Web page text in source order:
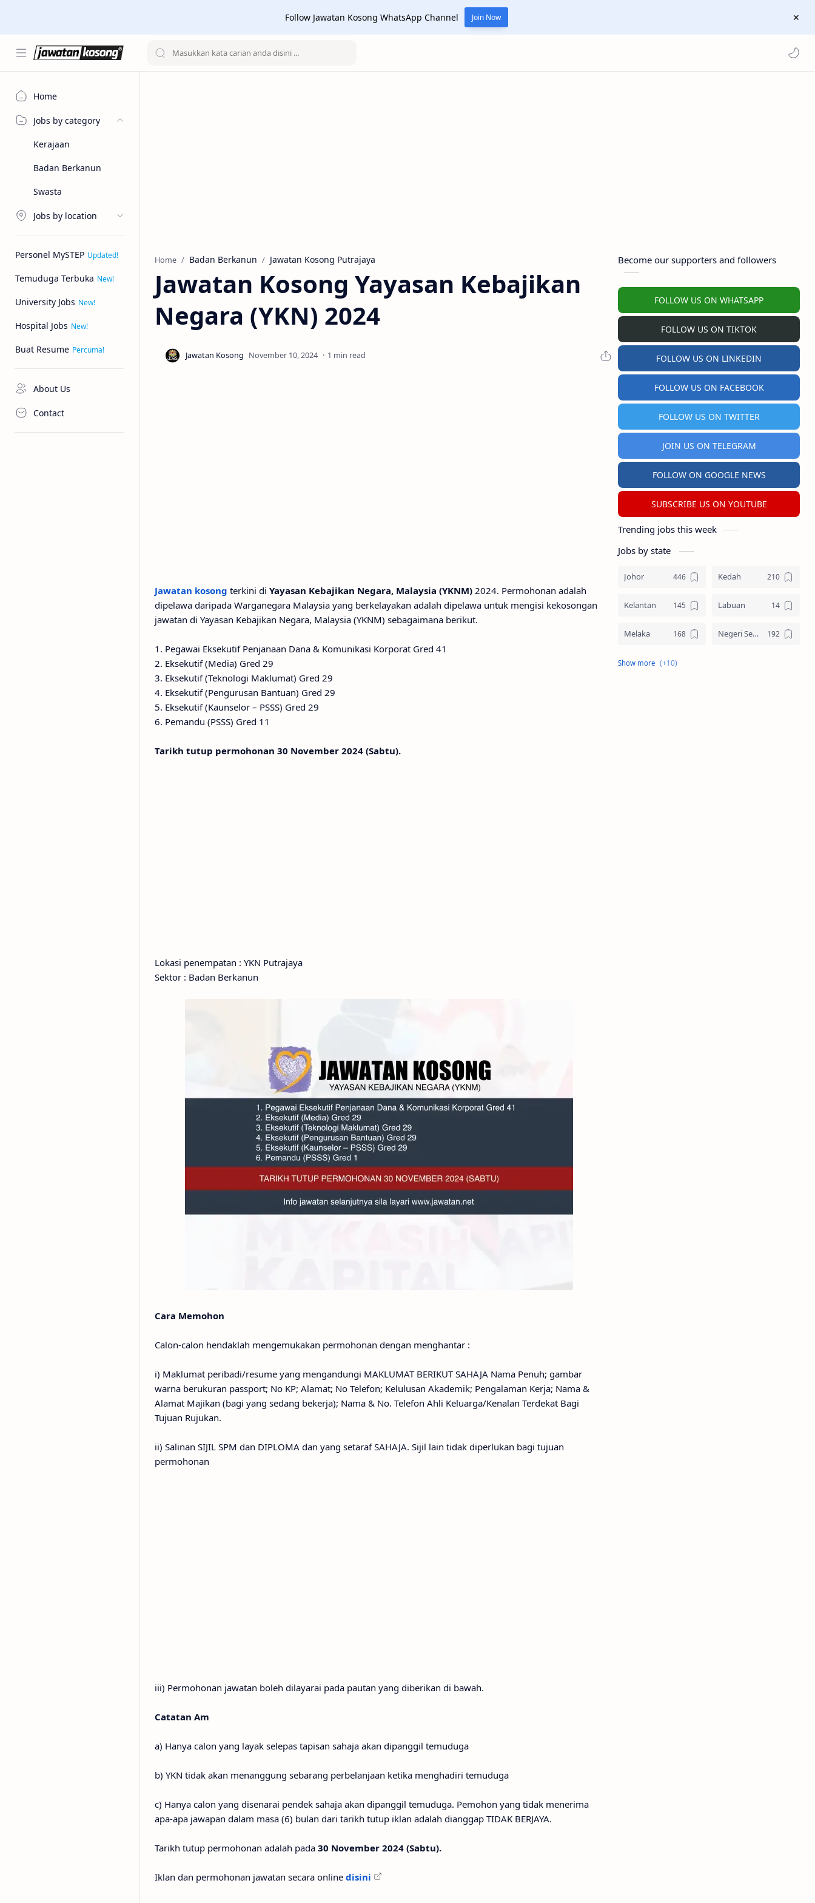
Follow Jawatan Kosong WhatsApp Channel Join Now
Home
Jobs by category
Kerajaan
Badan Berkanun
Swasta
Jobs by location
Personel MySTEP
Temuduga Terbuka
University Jobs
Hospital Jobs
Buat Resume
About Us
Contact
Home Badan Berkanun Jawatan Kosong Putrajaya
Jawatan Kosong Yayasan Kebajikan
Negara (YKN) 2024
1 min read
Jawatan kosong terkini di Yayasan Kebajikan Negara, Malaysia (YKNM) 2024. Permohonan adalah
dipelawa daripada Warganegara Malaysia yang berkelayakan adalah dipelawa untuk mengisi kekosongan
jawatan di Yayasan Kebajikan Negara, Malaysia (YKNM) sebagaimana berikut.
1. Pegawai Eksekutif Penjanaan Dana & Komunikasi Korporat Gred 41
2. Eksekutif (Media) Gred 29
3. Eksekutif (Teknologi Maklumat) Gred 29
4. Eksekutif (Pengurusan Bantuan) Gred 29
5. Eksekutif (Kaunselor – PSSS) Gred 29
6. Pemandu (PSSS) Gred 11
Tarikh tutup permohonan 30 November 2024 (Sabtu).
Lokasi penempatan : YKN Putrajaya
Sektor : Badan Berkanun
Cara Memohon
Calon-calon hendaklah mengemukakan permohonan dengan menghantar :
i) Maklumat peribadi/resume yang mengandungi MAKLUMAT BERIKUT SAHAJA Nama Penuh; gambar
warna berukuran passport; No KP; Alamat; No Telefon; Kelulusan Akademik; Pengalaman Kerja; Nama &
Alamat Majikan (bagi yang sedang bekerja); Nama & No. Telefon Ahli Keluarga/Kenalan Terdekat Bagi
Tujuan Rujukan.
ii) Salinan SIJIL SPM dan DIPLOMA dan yang setaraf SAHAJA. Sijil lain tidak diperlukan bagi tujuan
permohonan
iii) Permohonan jawatan boleh dilayarai pada pautan yang diberikan di bawah.
Catatan Am
a) Hanya calon yang layak selepas tapisan sahaja akan dipanggil temuduga
b) YKN tidak akan menanggung sebarang perbelanjaan ketika menghadiri temuduga
c) Hanya calon yang disenarai pendek sahaja akan dipanggil temuduga. Pemohon yang tidak menerima
apa-apa jawapan dalam masa (6) bulan dari tarikh tutup iklan adalah dianggap TIDAK BERJAYA.
Tarikh tutup permohonan adalah pada 30 November 2024 (Sabtu).
Iklan dan permohonan jawatan secara online disini
Become our supporters and followers
FOLLOW US ON WHATSAPP
FOLLOW US ON TIKTOK
FOLLOW US ON LINKEDIN
FOLLOW US ON FACEBOOK
FOLLOW US ON TWITTER
JOIN US ON TELEGRAM
FOLLOW ON GOOGLE NEWS
SUBSCRIBE US ON YOUTUBE
Trending jobs this week
Jobs by state
Johor Kedah
Kelantan Labuan
Melaka Negeri Sembilan
Pahang